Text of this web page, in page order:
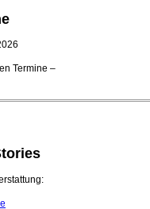
Generalmusikdirektor Stefan
bis 2030
neuer Chefdirigent
Hessen
2026 - 16:51 Uhr
Termine –